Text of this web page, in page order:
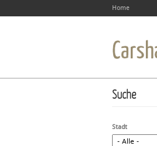
Home
Suche
Stadt